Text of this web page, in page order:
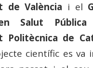
de València i el
Salut Pública
Politècnica de
científic es va